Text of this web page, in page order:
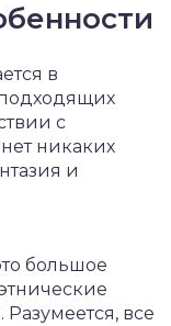
в
с
никаких
и
большое
все